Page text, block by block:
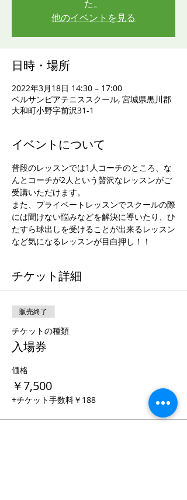
た。
他のイベントを見る
日時・場所
2022年3月18日 14:30 – 17:00
ベルサンピアテニススクール, 宮城県黒川郡
大和町小野字前沢31-1
イベントについて
普段のレッスンでは1人コーチのところ、な
んとコーチが2人という贅沢なレッスンがご
受講いただけます。
また、プライベートレッスンでスクールの際
には聞けない悩みなどを解決に導いたり、ひ
たすら球出しを受けることが出来るレッスン
など気になるレッスンが目白押し！！
チケット詳細
販売終了
チケットの種類
入場券
価格
￥7,500
+チケット手数料￥188